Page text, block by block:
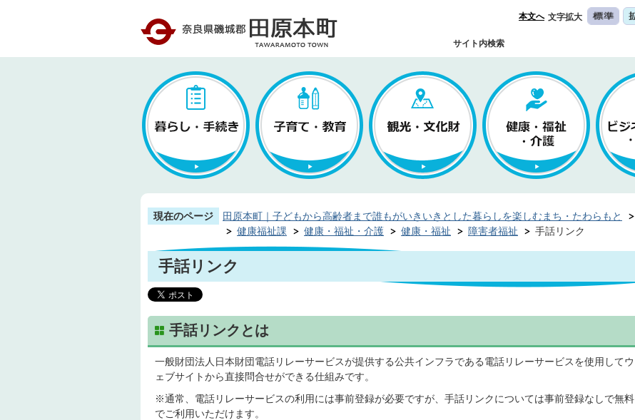
本文へ 文字拡大
サイト内検索
現在のページ 田原本町｜子どもから高齢者まで誰もがいきいきとした暮らしを楽しむまち・たわらもと
健康福祉課
健康・福祉・介護 健康・福祉 障害者福祉 手話リンク
手話リンク
手話リンクとは
一般財団法人日本財団電話リレーサービスが提供する公共インフラである電話リレーサービスを使用してウ
ェブサイトから直接問合せができる仕組みです。
※通常、電話リレーサービスの利用には事前登録が必要ですが、手話リンクについては事前登録なしで無料
でご利用いただけます。